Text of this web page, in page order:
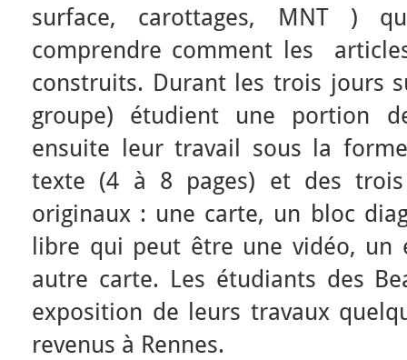
surface, carottages, MNT )
comprendre comment les
construits. Durant les trois jours
groupe) étudient une portion
ensuite leur travail sous la
texte (4 à 8 pages) et des trois
originaux : une carte, un bloc
libre qui peut être une vidéo, un
autre carte. Les étudiants des
exposition de leurs travaux
revenus à Rennes.